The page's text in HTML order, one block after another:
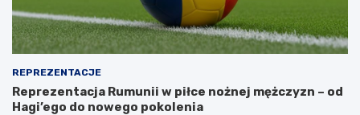
REPREZENTACJE
Reprezentacja Rumunii w piłce nożnej mężczyzn – od
Hagi’ego do nowego pokolenia